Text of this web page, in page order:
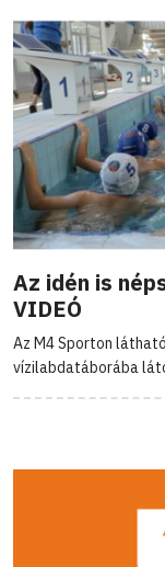
Az idén is
VIDEÓ
Az M4 Sporton
vízilabdatáborába